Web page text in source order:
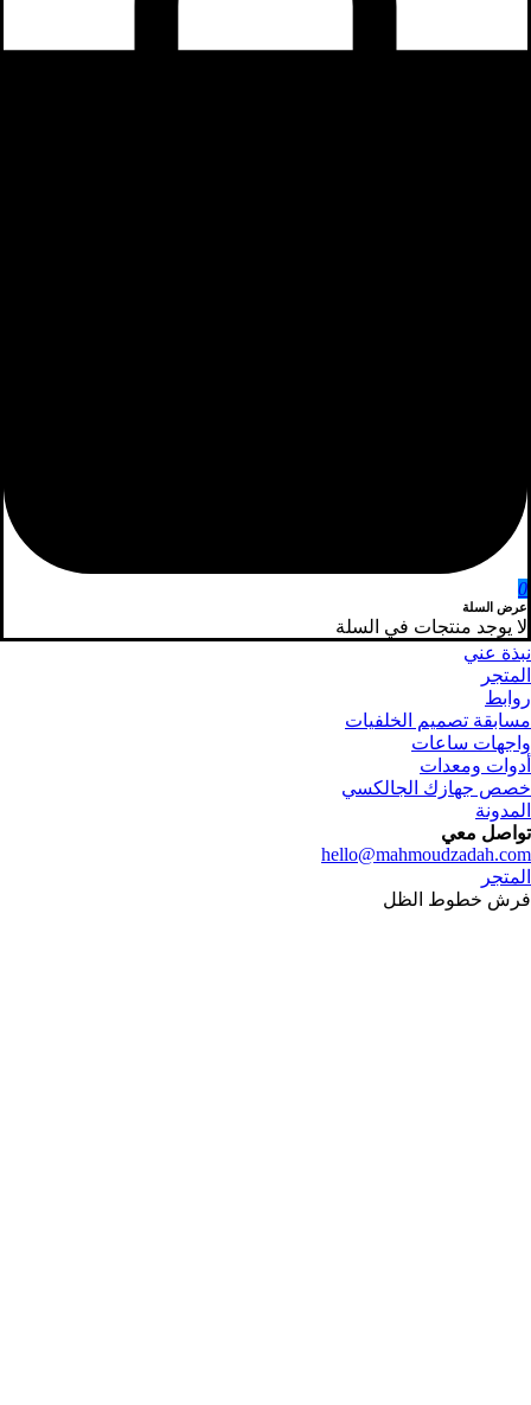
0
عرض السلة
لا يوجد منتجات في السلة
نبذة عني
المتجر
روابط
مسابقة تصميم الخلفيات
واجهات ساعات
أدوات ومعدات
خصص جهازك الجالكسي
المدونة
تواصل معي
hello@mahmoudzadah.com
المتجر
فرش خطوط الظل